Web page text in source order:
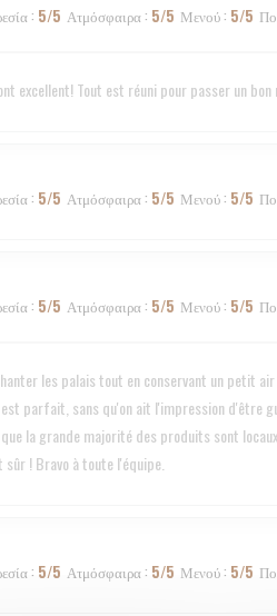
: 5/5 Ατμόσφαιρα: 5/5 Μενού: 5/5
excellent! Tout est réuni pour passer un bon
: 5/5 Ατμόσφαιρα: 5/5 Μενού: 5/5
: 5/5 Ατμόσφαιρα: 5/5 Μενού: 5/5
les palais tout en conservant un petit
parfait, sans qu'on ait l'impression d'être
la grande majorité des produits sont
! Bravo à toute l'équipe.
: 5/5 Ατμόσφαιρα: 5/5 Μενού: 5/5